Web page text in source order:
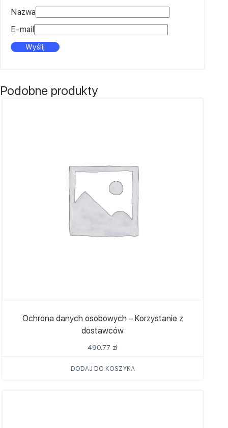
Nazwa
E-mail
Podobne produkty
Ochrona danych osobowych – Korzystanie z
dostawców
490.77 zł
DODAJ DO KOSZYKA